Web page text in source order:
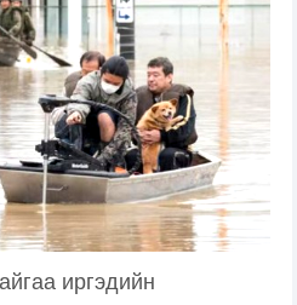
иргэдийн